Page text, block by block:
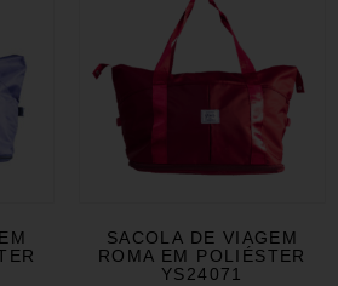
SACOLA DE VIAGEM
ROMA EM POLIÉSTER
YS24071